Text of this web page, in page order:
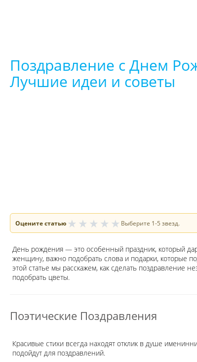
Поздравление с Днем
Лучшие идеи и советы
Оцените статью ★ ★ ★ ★ ★ Выберите 1-5 звезд.
День рождения — это особенный праздник, который
женщину, важно подобрать слова и подарки, которые
этой статье мы расскажем, как сделать поздравление
подобрать цветы.
Поэтические Поздравления
Красивые стихи всегда находят отклик в душе
подойдут для поздравлений.